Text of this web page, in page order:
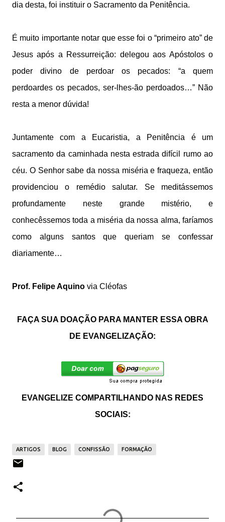
dia desta, foi instituir o Sacramento da Penitência.
É muito importante notar que esse foi o “primeiro ato” de
Jesus após a Ressurreição: delegou aos Apóstolos o
poder divino de perdoar os pecados: “a quem
perdoardes os pecados, ser-lhes-ão perdoados…” Não
resta a menor dúvida!
Juntamente com a Eucaristia, a Penitência é um
sacramento da caminhada nesta estrada difícil rumo ao
céu. O Senhor sabe da nossa miséria e fraqueza, então
providenciou o remédio salutar. Se meditássemos
profundamente neste grande mistério, e
conhecêssemos toda a miséria da nossa alma, faríamos
como alguns santos que queriam se confessar
diariamente…
Prof. Felipe Aquino via Cléofas
FAÇA SUA DOAÇÃO PARA MANTER ESSA OBRA
DE EVANGELIZAÇÃO:
EVANGELIZE COMPARTILHANDO NAS REDES
SOCIAIS:
ARTIGOS BLOG CONFISSÃO FORMAÇÃO